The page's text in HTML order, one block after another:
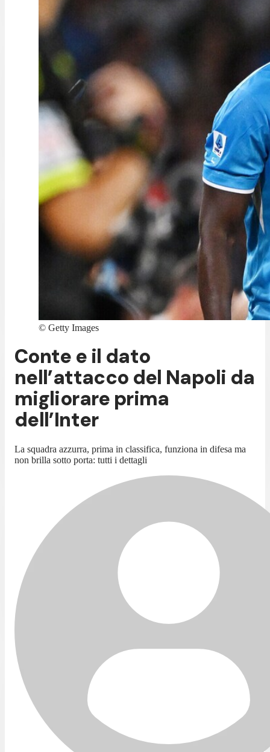
© Getty Images
Conte e il dato
nell’attacco del Napoli da
migliorare prima
dell’Inter
La squadra azzurra, prima in classifica, funziona in difesa ma
non brilla sotto porta: tutti i dettagli